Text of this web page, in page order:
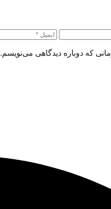
که دوباره دیدگاهی می‌نویسم.